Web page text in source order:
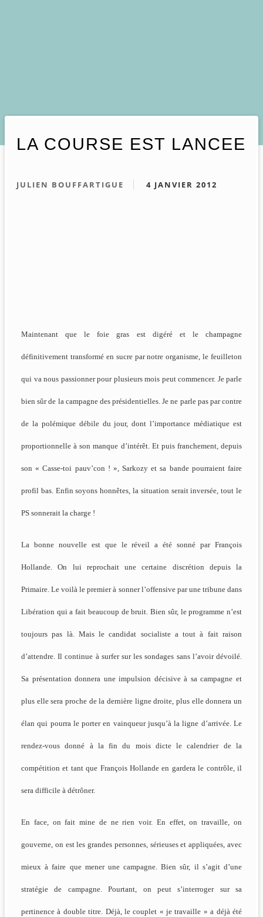
LA COURSE EST LANCEE
JULIEN BOUFFARTIGUE 4 JANVIER 2012
Maintenant que le foie gras est digéré et le champagne
définitivement transformé en sucre par notre organisme, le feuilleton
qui va nous passionner pour plusieurs mois peut commencer. Je parle
bien sûr de la campagne des présidentielles. Je ne parle pas par contre
de la polémique débile du jour, dont l’importance médiatique est
proportionnelle à son manque d’intérêt. Et puis franchement, depuis
son « Casse-toi pauv’con ! », Sarkozy et sa bande pourraient faire
profil bas. Enfin soyons honnêtes, la situation serait inversée, tout le
PS sonnerait la charge !
La bonne nouvelle est que le réveil a été sonné par François
Hollande. On lui reprochait une certaine discrétion depuis la
Primaire. Le voilà le premier à sonner l’offensive par une tribune dans
Libération qui a fait beaucoup de bruit. Bien sûr, le programme n’est
toujours pas là. Mais le candidat socialiste a tout à fait raison
d’attendre. Il continue à surfer sur les sondages sans l’avoir dévoilé.
Sa présentation donnera une impulsion décisive à sa campagne et
plus elle sera proche de la dernière ligne droite, plus elle donnera un
élan qui pourra le porter en vainqueur jusqu’à la ligne d’arrivée. Le
rendez-vous donné à la fin du mois dicte le calendrier de la
compétition et tant que François Hollande en gardera le contrôle, il
sera difficile à détrôner.
En face, on fait mine de ne rien voir. En effet, on travaille, on
gouverne, on est les grandes personnes, sérieuses et appliquées, avec
mieux à faire que mener une campagne. Bien sûr, il s’agit d’une
stratégie de campagne. Pourtant, on peut s’interroger sur sa
pertinence à double titre. Déjà, le couplet « je travaille » a déjà été